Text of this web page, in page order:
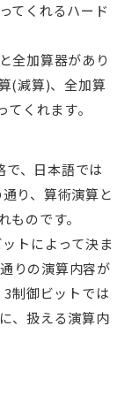
てくれるハード
全加算器があり
(減算)、全加算
てくれます。
、日本語では
り、算術演算と
ものです。
トによって決ま
りの演算内容が
制御ビットでは
、扱える演算内